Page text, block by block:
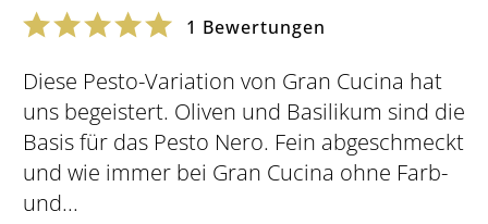
1 Bewertungen
Diese Pesto-Variation von Gran Cucina hat
uns begeistert. Oliven und Basilikum sind die
Basis für das Pesto Nero. Fein abgeschmeckt
und wie immer bei Gran Cucina ohne Farb-
und...